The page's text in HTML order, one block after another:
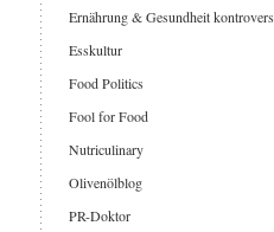
Ernährung & Gesundheit kontrovers
Esskultur
Food Politics
Fool for Food
Nutriculinary
Olivenölblog
PR-Doktor